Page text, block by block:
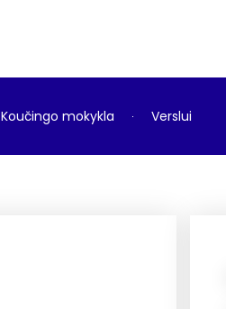
Koučingo mokykla Verslui